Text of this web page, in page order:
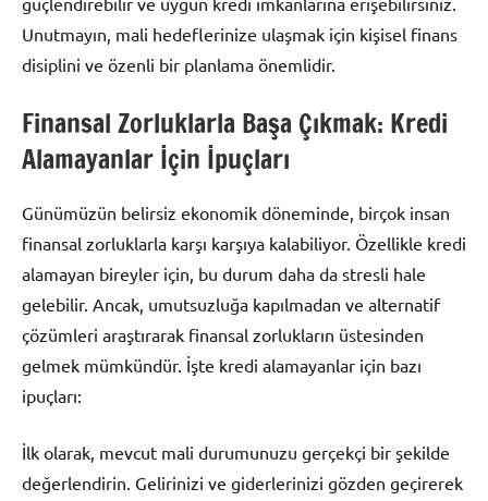
Unutmayın, mali hedeflerinize ulaşmak için kişisel finans
disiplini ve özenli bir planlama önemlidir.
Finansal Zorluklarla Başa Çıkmak: Kredi
Alamayanlar İçin İpuçları
Günümüzün belirsiz ekonomik döneminde, birçok insan
finansal zorluklarla karşı karşıya kalabiliyor. Özellikle kredi
alamayan bireyler için, bu durum daha da stresli hale
gelebilir. Ancak, umutsuzluğa kapılmadan ve alternatif
çözümleri araştırarak finansal zorlukların üstesinden
gelmek mümkündür. İşte kredi alamayanlar için bazı
ipuçları:
İlk olarak, mevcut mali durumunuzu gerçekçi bir şekilde
değerlendirin. Gelirinizi ve giderlerinizi gözden geçirerek